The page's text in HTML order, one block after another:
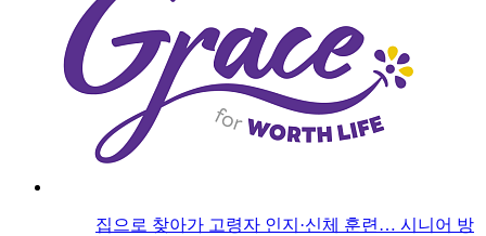
집으로 찾아가 고령자 인지·신체 훈련… 시니어 방